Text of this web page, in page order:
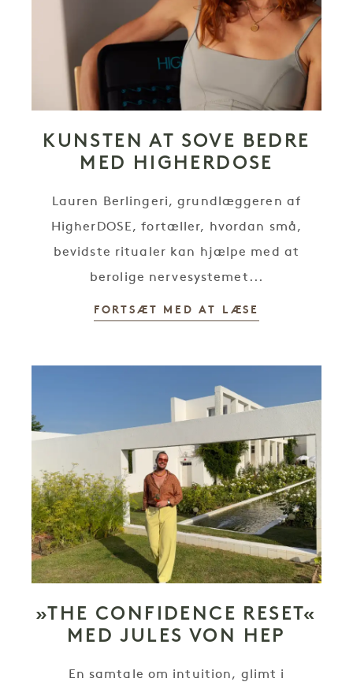
KUNSTEN AT SOVE BEDRE
MED HIGHERDOSE
Lauren Berlingeri, grundlæggeren af
HigherDOSE, fortæller, hvordan små,
bevidste ritualer kan hjælpe med at
berolige nervesystemet...
FORTSÆT MED AT LÆSE
»THE CONFIDENCE RESET«
MED JULES VON HEP
En samtale om intuition, glimt i